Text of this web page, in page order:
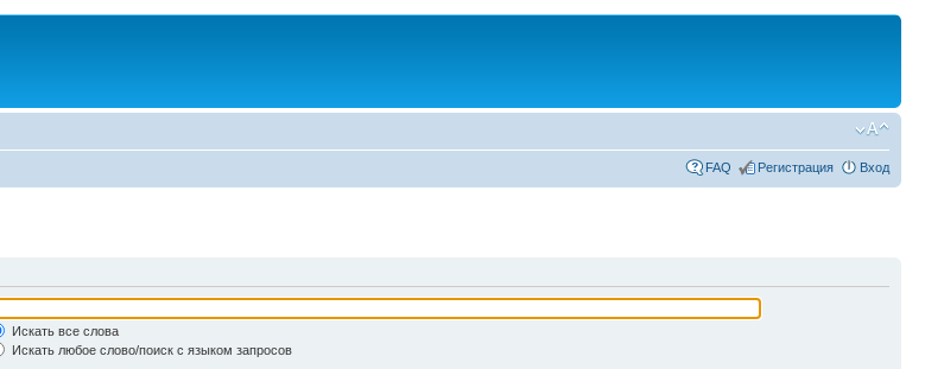
FAQ Регистрация Вход
Искать все слова
Искать любое слово/поиск с языком запросов